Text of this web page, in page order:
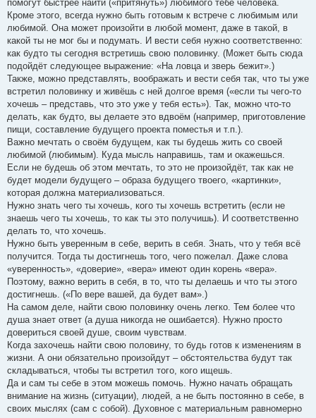
помогут быстрее найти («притянуть») любимого тебе человека.
Кроме этого, всегда нужно быть готовым к встрече с любимым или
любимой. Она может произойти в любой момент, даже в такой, в
какой ты не мог бы и подумать. И вести себя нужно соответственно:
как будто ты сегодня встретишь свою половинку. (Может быть сюда
подойдёт следующее выражение: «На ловца и зверь бежит».)
Также, можно представлять, воображать и вести себя так, что ты уже
встретил половинку и живёшь с ней долгое время («если ты чего-то
хочешь – представь, что это уже у тебя есть»). Так, можно что-то
делать, как будто, вы делаете это вдвоём (например, приготовление
пищи, составление будущего проекта поместья и т.п.).
Важно мечтать о своём будущем, как ты будешь жить со своей
любимой (любимым). Куда мысль направишь, там и окажешься.
Если не будешь об этом мечтать, то это не произойдёт, так как не
будет модели будущего – образа будущего твоего, «картинки»,
которая должна материализоваться.
Нужно знать чего ты хочешь, кого ты хочешь встретить (если не
знаешь чего ты хочешь, то как ты это получишь). И соответственно
делать то, что хочешь.
Нужно быть уверенным в себе, верить в себя. Знать, что у тебя всё
получится. Тогда ты достигнешь того, чего пожелал. Даже слова
«уверенность», «доверие», «вера» имеют один корень «вера».
Поэтому, важно верить в себя, в то, что ты делаешь и что ты этого
достигнешь. («По вере вашей, да будет вам».)
На самом деле, найти свою половинку очень легко. Тем более что
душа знает ответ (а душа никогда не ошибается). Нужно просто
довериться своей душе, своим чувствам.
Когда захочешь найти свою половину, то будь готов к изменениям в
жизни. А они обязательно произойдут – обстоятельства будут так
складываться, чтобы ты встретил того, кого ищешь.
Да и сам ты себе в этом можешь помочь. Нужно начать обращать
внимание на жизнь (ситуации), людей, а не быть постоянно в себе, в
своих мыслях (сам с собой). Духовное с материальным равномерно